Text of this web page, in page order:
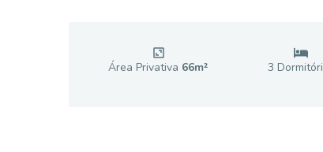
Área Privativa 66m² 3